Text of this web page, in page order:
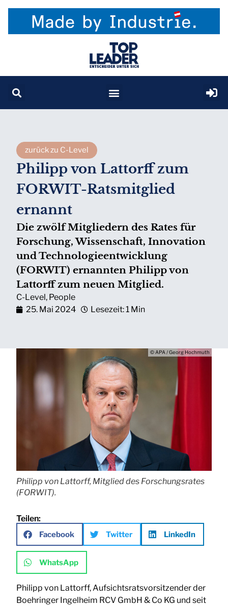
zurück zu C-Level
Philipp von Lattorff zum
FORWIT-Ratsmitglied
ernannt
Die zwölf Mitgliedern des Rates für
Forschung, Wissenschaft, Innovation
und Technologieentwicklung
(FORWIT) ernannten Philipp von
Lattorff zum neuen Mitglied.
C-Level, People
25. Mai 2024
Lesezeit: 1 Min
© APA / Georg Hochmuth
Philipp von Lattorff, Mitglied des Forschungsrates
(FORWIT).
Teilen:
Facebook Twitter LinkedIn
WhatsApp
Philipp von Lattorff, Aufsichtsratsvorsitzender der
Boehringer Ingelheim RCV GmbH & Co KG und seit